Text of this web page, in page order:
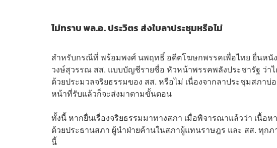
ไม่ทราบ พล.อ. ประวิตร ส่งใบลาประชุมหรือไม่
สำหรับกรณีที่ พร้อมพงศ์ นพฤทธิ์ อดีตโฆษกพรรคเพื่อไทย ยื่นหนั
วงษ์สุวรรณ สส. แบบบัญชีรายชื่อ หัวหน้าพรรคพลังประชารัฐ ว่
ด้วยประมวลจริยธรรมของ สส. หรือไม่ เนื่องจากลาประชุมสภาบ่
หน้าที่รับแล้วก็จะส่งมาตามขั้นตอน
ทั้งนี้ หากยื่นเรื่องจริยธรรมมาทางสภา เมื่อพิจารณาแล้วว่า เนื้อ
ด้วยประธานสภา ผู้นำฝ่ายค้านในสภาผู้แทนราษฎร และ สส. ทุก
นี้